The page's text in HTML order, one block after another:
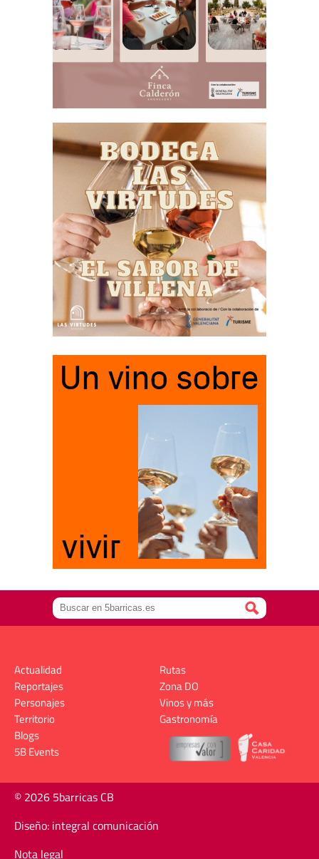
Actualidad
Reportajes
Personajes
Territorio
Rutas
Zona DO
Vinos y más
Gastronomía
Blogs
5B Events
© 2026 5barricas CB
Diseño: integral comunicación
Nota legal